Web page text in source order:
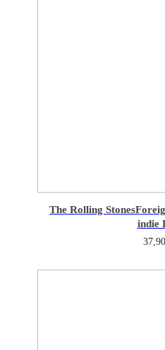
The Rolling Stones
indie
37,90